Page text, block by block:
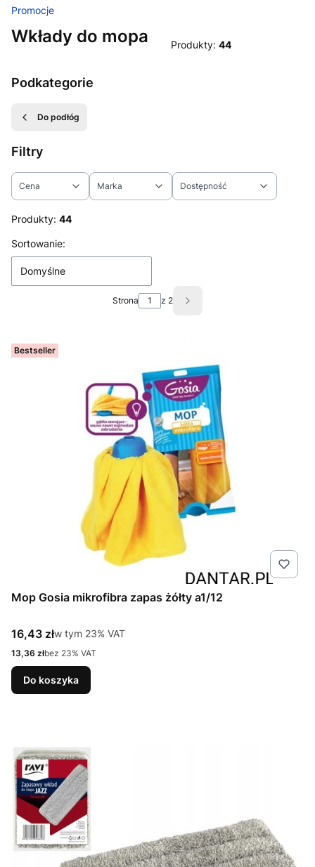
Promocje
Koniec menu
Wkłady do mopa Produkty: 44
Podkategorie
Do podłóg
Filtry
Cena Marka Dostępność
Koniec filtrów
Produkty: 44
Lista produktów
Sortowanie:
Domyślne
Strona z 2 Następne produkty
Bestseller
Mop Gosia mikrofibra zapas żółty a1/12
Cena brutto
16,43 złw tym %s VAT
w tym 23% VAT
Cena netto
13,36 złbez 23% VAT
Do koszyka